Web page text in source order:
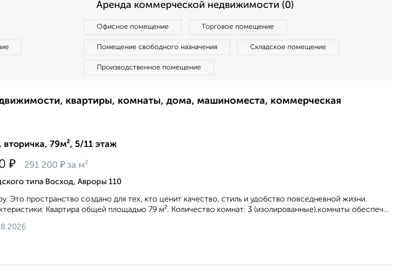
Аренда коммерческой недвижимости (0)
Офисное помещение Торговое помещение
Помещение свободного назначения Складское помещение
Производственное помещение
квартиры, комнаты, дома, машиноместа, коммерческая
вторичка, 79м², 5/11 этаж
₽ 291 200 ₽ за м²
типа Восход, Авроры 110
Это пространство создано для тех, кто ценит качество, стиль и удобство повседневной жизни.
Квартира общей площадью 79 м². Количество комнат: 3 (изолированные).комнаты обеспеч...